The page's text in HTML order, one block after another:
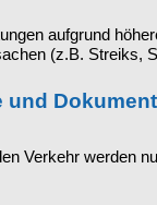
aufgrund
(z.B. Streiks,
und
Verkehr werden